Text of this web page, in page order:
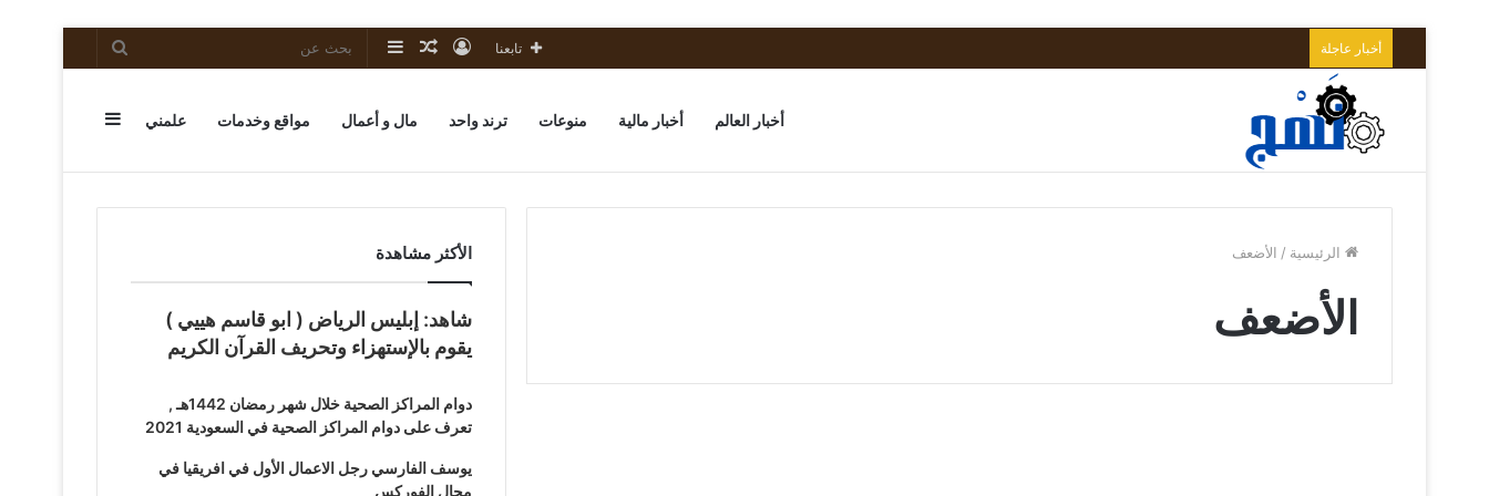
أخبار عاجلة
بحث
إضافة
جانبي
مقالتسجيل
تابعنا
أخبار العالم أخبار مالية منوعات ترند واحد مال و أعمال مواقع وخدمات علمني إضافة
الرئيسية / الأضعف
الأضعف
الأكثر مشاهدة
شاهد: إبليس الرياض ( ابو قاسم هييي )
يقوم بالإستهزاء وتحريف القرآن الكريم
دوام المراكز الصحية خلال شهر رمضان 1442هـ ,
تعرف على دوام المراكز الصحية في السعودية 2021
يوسف الفارسي رجل الاعمال الأول في افريقيا في
مجال الفوركس